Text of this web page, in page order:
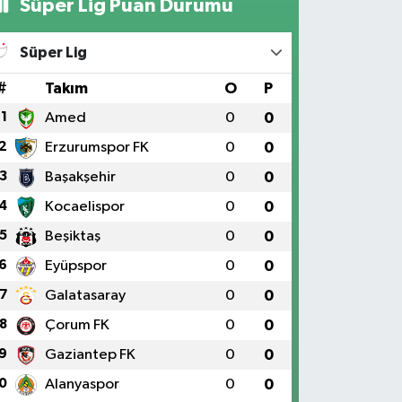
Süper Lig Puan Durumu
Süper Lig
Takım O P
1 Amed 0 0
Erzurumspor FK 0 0
3 Başakşehir 0 0
Kocaelispor 0 0
5 Beşiktaş 0 0
Eyüpspor 0 0
7 Galatasaray 0 0
8 Çorum FK 0 0
Gaziantep FK 0 0
Alanyaspor 0 0